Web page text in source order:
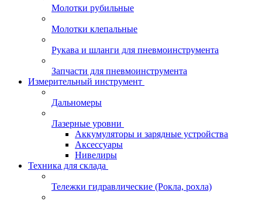
Молотки рубильные
Молотки клепальные
Рукава и шланги для пневмоинструмента
Запчасти для пневмоинструмента
Измерительный инструмент
Дальномеры
Лазерные уровни
Аккумуляторы и зарядные устройства
Аксессуары
Нивелиры
Техника для склада
Тележки гидравлические (Рокла, рохла)